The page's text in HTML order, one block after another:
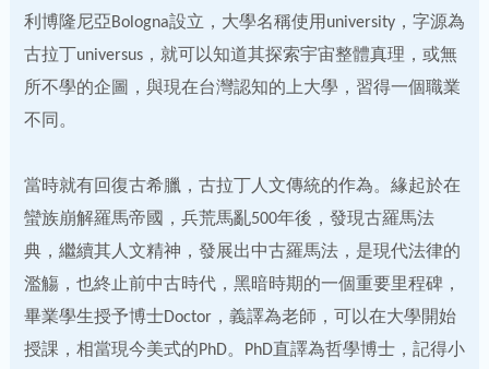
利博隆尼亞Bologna設立，大學名稱使用university，字源為
古拉丁universus，就可以知道其探索宇宙整體真理，或無
所不學的企圖，與現在台灣認知的上大學，習得一個職業
不同。
當時就有回復古希臘，古拉丁人文傳統的作為。緣起於在
蠻族崩解羅馬帝國，兵荒馬亂500年後，發現古羅馬法
典，繼續其人文精神，發展出中古羅馬法，是現代法律的
濫觴，也終止前中古時代，黑暗時期的一個重要里程碑，
畢業學生授予博士Doctor，義譯為老師，可以在大學開始
授課，相當現今美式的PhD。PhD直譯為哲學博士，記得小